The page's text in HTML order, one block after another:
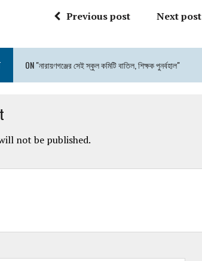
Previous post Next post
ON "নারায়ণগঞ্জের সেই স্কুল কমিটি বাতিল, শিক্ষক পুনর্বহাল"
not be published.